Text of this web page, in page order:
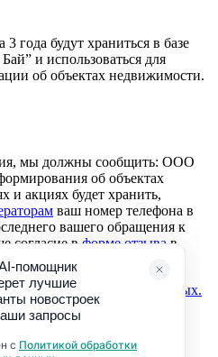
года будут храниться в базе
и использоваться для
об объектах недвижимости.
мы должны сообщить: ООО
об объектах
и акциях будет хранить,
ваш номер телефона в
вашего обращения к
согласие вформе отзывав
персональных данных.
связи